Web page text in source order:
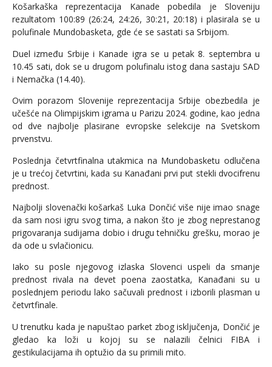
Košarkaška reprezentacija Kanade pobedila je Sloveniju
rezultatom 100:89 (26:24, 24:26, 30:21, 20:18) i plasirala se u
polufinale Mundobasketa, gde će se sastati sa Srbijom.
Duel između Srbije i Kanade igra se u petak 8. septembra u
10.45 sati, dok se u drugom polufinalu istog dana sastaju SAD
i Nemačka (14.40).
Ovim porazom Slovenije reprezentacija Srbije obezbedila je
učešće na Olimpijskim igrama u Parizu 2024. godine, kao jedna
od dve najbolje plasirane evropske selekcije na Svetskom
prvenstvu.
Poslednja četvrtfinalna utakmica na Mundobasketu odlučena
je u trećoj četvrtini, kada su Kanađani prvi put stekli dvocifrenu
prednost.
Najbolji slovenački košarkaš Luka Dončić više nije imao snage
da sam nosi igru svog tima, a nakon što je zbog neprestanog
prigovaranja sudijama dobio i drugu tehničku grešku, morao je
da ode u svlačionicu.
Iako su posle njegovog izlaska Slovenci uspeli da smanje
prednost rivala na devet poena zaostatka, Kanađani su u
poslednjem periodu lako sačuvali prednost i izborili plasman u
četvrtfinale.
U trenutku kada je napuštao parket zbog isključenja, Dončić je
gledao ka loži u kojoj su se nalazili čelnici FIBA i
gestikulacijama ih optužio da su primili mito.